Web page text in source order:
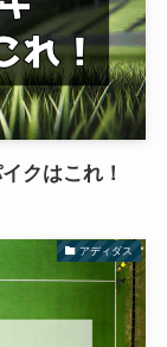
クはこれ！
アディダス